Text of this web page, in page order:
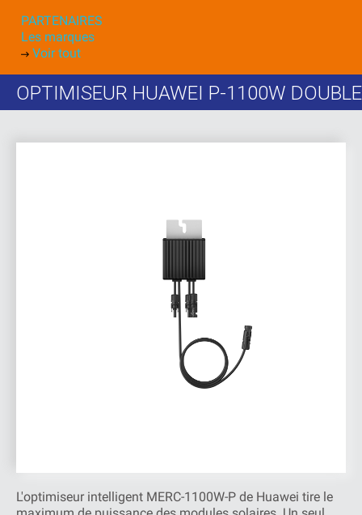
PARTENAIRES
Les marques
Voir tout
OPTIMISEUR HUAWEI P-1100W DOUBLE
L'optimiseur intelligent MERC-1100W-P de Huawei tire le